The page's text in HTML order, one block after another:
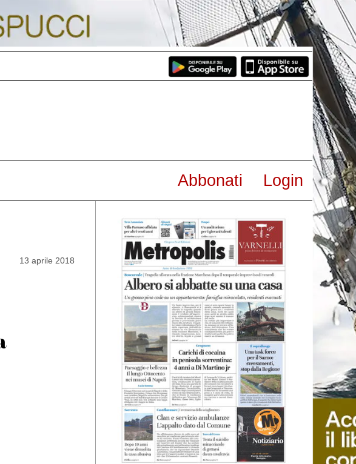
Abbonati Login
13 aprile 2018